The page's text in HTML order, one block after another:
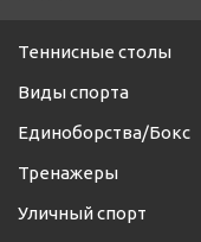
Теннисные столы
Виды спорта
Единоборства/Бокс
Тренажеры
Уличный спорт